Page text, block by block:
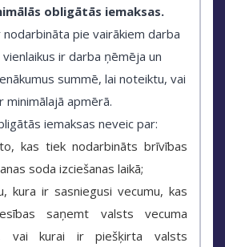
obligātās iemaksas.
nodarbināta pie vairākiem darba
ir darba ņēmēja un
summē, lai noteiktu, vai
minimālajā apmērā.
iemaksas neveic par:
kas tiek nodarbināts brīvības
soda izciešanas laikā;
kura ir sasniegusi vecumu, kas
saņemt valsts vecuma
vai kurai ir piešķirta valsts